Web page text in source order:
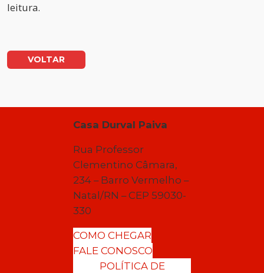
leitura.
VOLTAR
Casa Durval Paiva
Rua Professor
Clementino Câmara,
234 – Barro Vermelho –
Natal/RN – CEP 59030-
330
COMO CHEGAR
FALE CONOSCO
POLÍTICA DE